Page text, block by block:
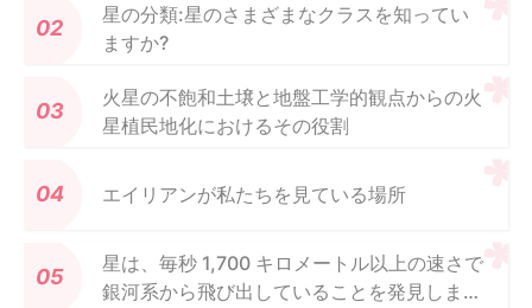
星の分類:星のさまざまなクラスを知ってい
ますか?
火星の不飽和土壌と地盤工学的観点からの火
星植民地化におけるその役割
エイリアンが私たちを見ている場所
星は、毎秒 1,700 キロメートル以上の速さで
銀河系から飛び出していることを発見しまし